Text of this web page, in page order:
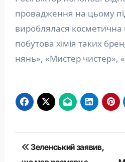
провадження на цьому
вироблялася косметична
побутова хімія таких
нянь», «Мистер чистер»,
Навігація
Зеленський заявив,